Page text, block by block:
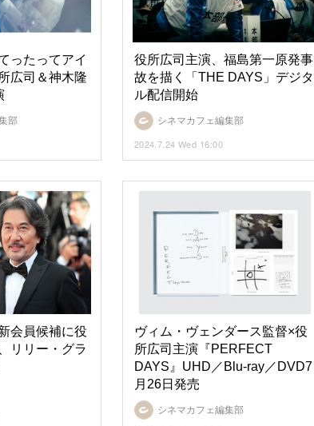
部
ったってアイ
広司＆神木隆
シネマカフェ編集部
役所広司主演、福島第一原発事
故を描く「THE DAYS」デジタ
ル配信開始
2024.7.24 Wed 16:00
会員候補に役
リリー・グラ
シネマカフェ編集部
ヴィム・ヴェンダース監督×役
所広司主演『PERFECT
DAYS』UHD／Blu-ray／DVD7
月26日発売